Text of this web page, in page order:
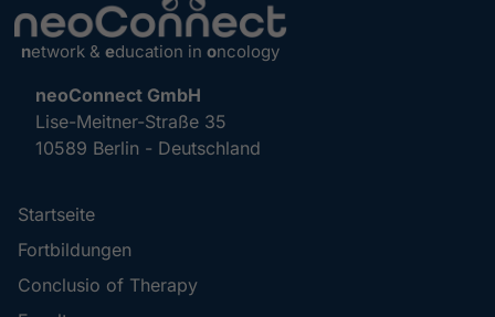
network & education in oncology
neoConnect GmbH
Lise-Meitner-Straße 35
10589 Berlin - Deutschland
Startseite
Fortbildungen
Conclusio of Therapy